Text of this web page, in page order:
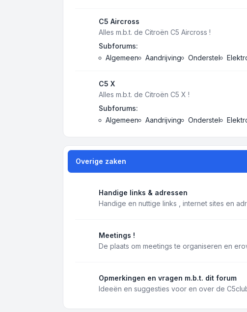
C5 Aircross
Alles m.b.t. de Citroën C5 Aircross !
Subforums:
Algemeen
Aandrijving Onderstel
C5 X
Alles m.b.t. de Citroën C5 X !
Subforums:
Algemeen
Aandrijving Onderstel
Overige zaken
Handige links & adressen
Handige en nuttige links , internet sites en
Meetings !
De plaats om meetings te organiseren en
Opmerkingen en vragen m.b.t. dit forum
Ideeën en suggesties voor en over de